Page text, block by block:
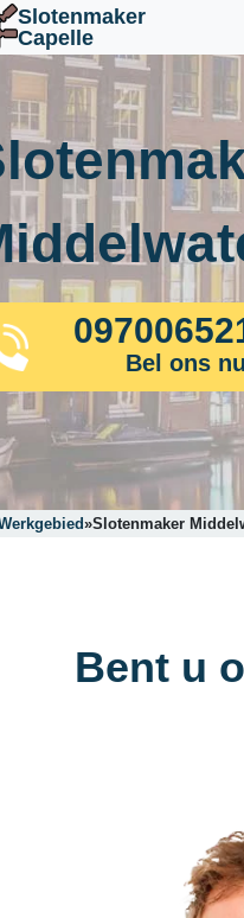
Slotenmaker
Capelle
Bel ons
»Slotenmaker
Bent u